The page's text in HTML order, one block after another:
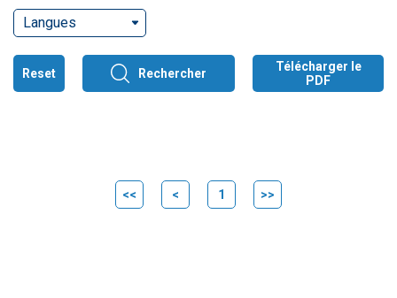
Langues
Reset Rechercher
Télécharger le
PDF
<< < 1 >>